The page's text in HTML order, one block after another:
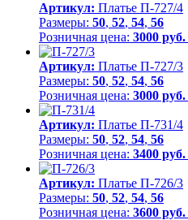
Артикул: Платье П-727/4
Размеры: 50, 52, 54, 56
Розничная цена: 3000 руб.
Артикул: Платье П-727/3
Размеры: 50, 52, 54, 56
Розничная цена: 3000 руб.
Артикул: Платье П-731/4
Размеры: 50, 52, 54, 56
Розничная цена: 3400 руб.
Артикул: Платье П-726/3
Размеры: 50, 52, 54, 56
Розничная цена: 3600 руб.